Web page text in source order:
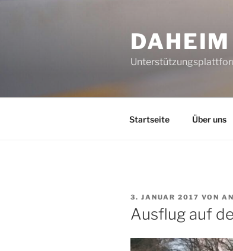
Startseite Über uns
VERÖFFENTLICHT
AM
3. JANUAR 2017 VON
Ausflug auf